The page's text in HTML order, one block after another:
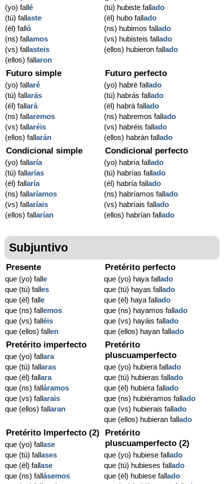
(yo) fallé
(tú) fallaste
(él) falló
(ns) fallamos
(vs) fallasteis
(ellos) fallaron
(tú) hubiste fallado
(él) hubo fallado
(ns) hubimos fallado
(vs) hubisteis fallado
(ellos) hubieron fallado
Futuro simple
(yo) fallaré
(tú) fallarás
(él) fallará
(ns) fallaremos
(vs) fallaréis
(ellos) fallarán
Futuro perfecto
(yo) habré fallado
(tú) habrás fallado
(él) habrá fallado
(ns) habremos fallado
(vs) habréis fallado
(ellos) habrán fallado
Condicional simple
(yo) fallaría
(tú) fallarías
(él) fallaría
(ns) fallaríamos
(vs) fallaríais
(ellos) fallarían
Condicional perfecto
(yo) habría fallado
(tú) habrías fallado
(él) habría fallado
(ns) habríamos fallado
(vs) habríais fallado
(ellos) habrían fallado
Subjuntivo
Presente
que (yo) falle
que (tú) falles
que (él) falle
que (ns) fallemos
que (vs) falléis
que (ellos) fallen
Pretérito perfecto
que (yo) haya fallado
que (tú) hayas fallado
que (él) haya fallado
que (ns) hayamos fallado
que (vs) hayáis fallado
que (ellos) hayan fallado
Pretérito imperfecto
que (yo) fallara
que (tú) fallaras
que (él) fallara
que (ns) falláramos
que (vs) fallarais
que (ellos) fallaran
Pretérito
pluscuamperfecto
que (yo) hubiera fallado
que (tú) hubieras fallado
que (él) hubiera fallado
que (ns) hubiéramos fallado
que (vs) hubierais fallado
que (ellos) hubieran fallado
Pretérito Imperfecto (2)
que (yo) fallase
que (tú) fallases
que (él) fallase
que (ns) fallásemos
Pretérito
pluscuamperfecto (2)
que (yo) hubiese fallado
que (tú) hubieses fallado
que (él) hubiese fallado